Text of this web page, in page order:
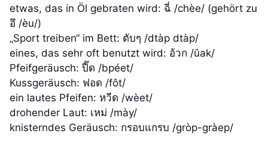
etwas, das in Öl gebraten wird: ฉี่ /chèe/ (gehört zu
อึ /èu/)
„Sport treiben“ im Bett: ตับๆ /dtàp dtàp/
eines, das sehr oft benutzt wird: อ้วก /ûak/
Pfeifgeräusch: ปี๊ด /bpéet/
Kussgeräusch: ฟอด /fôt/
ein lautes Pfeifen: หวีด /wèet/
drohender Laut: เหม่ /mày/
knisterndes Geräusch: กรอบแกรบ /gròp-gràep/